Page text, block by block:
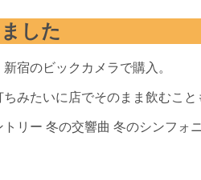
した
宿のビックカメラで購入。
みたいに店でそのまま飲むこと
トリー 冬の交響曲 冬のシンフ